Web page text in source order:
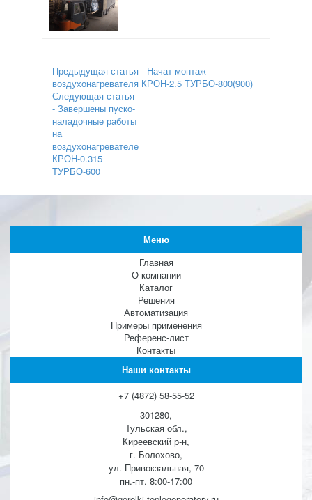
Предыдущая статья - Начат монтаж
воздухонагревателя КРОН-2.5 ТУРБО-800(900)
Следующая статья
- Завершены пуско-
наладочные работы
на
воздухонагревателе
КРОН-0.315
ТУРБО-600
Меню
Главная
О компании
Каталог
Решения
Автоматизация
Примеры применения
Референс-лист
Контакты
Наши контакты
+7 (4872) 58-55-52
301280,
Тульская обл.,
Киреевский р-н,
г. Болохово,
ул. Привокзальная, 70
пн.-пт. 8:00-17:00